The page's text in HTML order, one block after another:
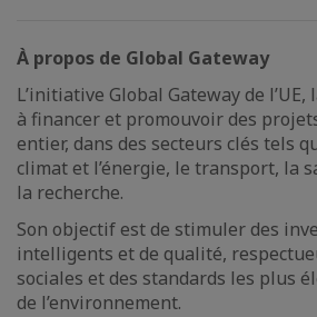
À propos de Global Gateway
L’initiative Global Gateway de l’UE,
à financer et promouvoir des
entier, dans des secteurs clés tels
climat et l’énergie, le transport, la
la recherche.
Son objectif est de stimuler des
intelligents et de qualité,
sociales et des standards les plus
de l’environnement.